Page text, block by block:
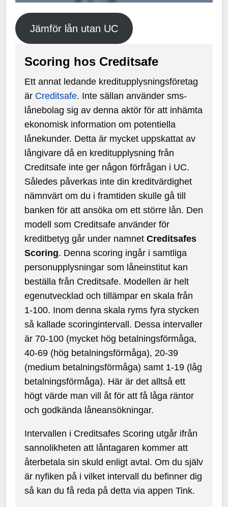
Jämför lån utan UC
Scoring hos Creditsafe
Ett annat ledande kreditupplysningsföretag
är Creditsafe. Inte sällan använder sms-
lånebolag sig av denna aktör för att inhämta
ekonomisk information om potentiella
lånekunder. Detta är mycket uppskattat av
långivare då en kreditupplysning från
Creditsafe inte ger någon förfrågan i UC.
Således påverkas inte din kreditvärdighet
nämnvärt om du i framtiden skulle gå till
banken för att ansöka om ett större lån. Den
modell som Creditsafe använder för
kreditbetyg går under namnetCreditsafes
Scoring. Denna scoring ingår i samtliga
personupplysningar som låneinstitut kan
beställa från Creditsafe. Modellen är helt
egenutvecklad och tillämpar en skala från
1-100. Inom denna skala ryms fyra stycken
så kallade scoringintervall. Dessa intervaller
är 70-100 (mycket hög betalningsförmåga,
40-69 (hög betalningsförmåga), 20-39
(medium betalningsförmåga) samt 1-19 (låg
betalningsförmåga). Här är det alltså ett
högt värde man vill åt för att få låga räntor
och godkända låneansökningar.
Intervallen i Creditsafes Scoring utgår ifrån
sannolikheten att låntagaren kommer att
återbetala sin skuld enligt avtal. Om du själv
är nyfiken på i vilket intervall du befinner dig
så kan du få reda på detta via appen Tink.